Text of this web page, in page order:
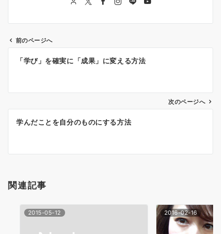
ゲ
シ
ン
前のページへ
「学び」を確実に「成果」に変える方法
次のページへ
学んだことを自分のものにする方法
関連記事
2015-05-12 2016-02-16